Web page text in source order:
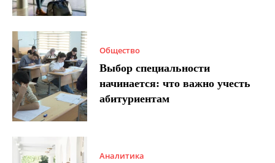
Общество
Выбор специальности
начинается: что важно учесть
абитуриентам
Аналитика